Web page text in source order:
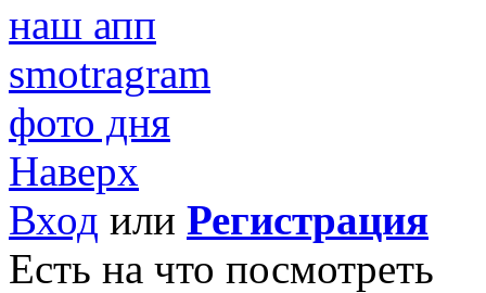
наш апп
smotragram
фото дня
Наверх
Вход или Регистрация
Есть на что посмотреть